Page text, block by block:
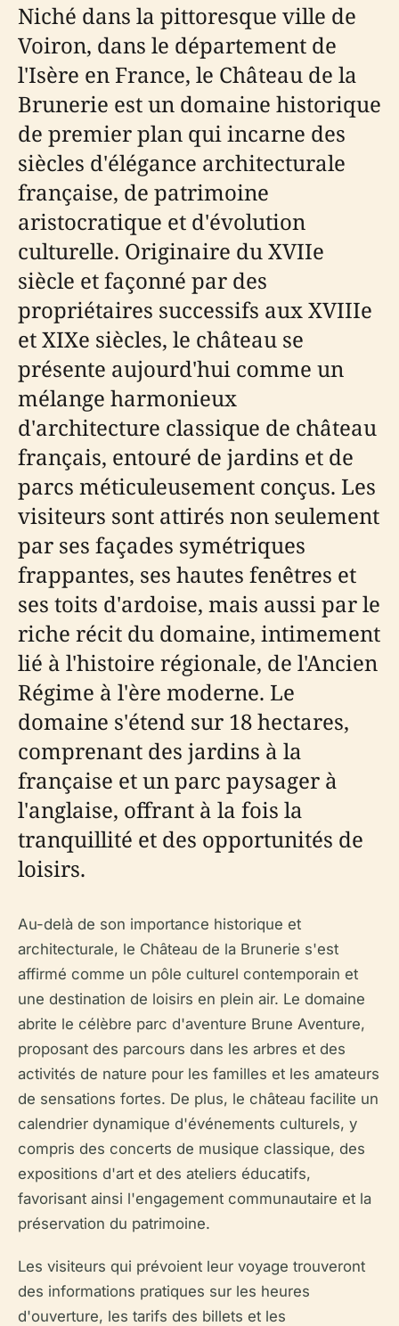
Niché dans la pittoresque ville de
Voiron, dans le département de
l'Isère en France, le Château de la
Brunerie est un domaine historique
de premier plan qui incarne des
siècles d'élégance architecturale
française, de patrimoine
aristocratique et d'évolution
culturelle. Originaire du XVIIe
siècle et façonné par des
propriétaires successifs aux XVIIIe
et XIXe siècles, le château se
présente aujourd'hui comme un
mélange harmonieux
d'architecture classique de château
français, entouré de jardins et de
parcs méticuleusement conçus. Les
visiteurs sont attirés non seulement
par ses façades symétriques
frappantes, ses hautes fenêtres et
ses toits d'ardoise, mais aussi par le
riche récit du domaine, intimement
lié à l'histoire régionale, de l'Ancien
Régime à l'ère moderne. Le
domaine s'étend sur 18 hectares,
comprenant des jardins à la
française et un parc paysager à
l'anglaise, offrant à la fois la
tranquillité et des opportunités de
loisirs.
Au-delà de son importance historique et
architecturale, le Château de la Brunerie s'est
affirmé comme un pôle culturel contemporain et
une destination de loisirs en plein air. Le domaine
abrite le célèbre parc d'aventure Brune Aventure,
proposant des parcours dans les arbres et des
activités de nature pour les familles et les amateurs
de sensations fortes. De plus, le château facilite un
calendrier dynamique d'événements culturels, y
compris des concerts de musique classique, des
expositions d'art et des ateliers éducatifs,
favorisant ainsi l'engagement communautaire et la
préservation du patrimoine.
Les visiteurs qui prévoient leur voyage trouveront
des informations pratiques sur les heures
d'ouverture, les tarifs des billets et les